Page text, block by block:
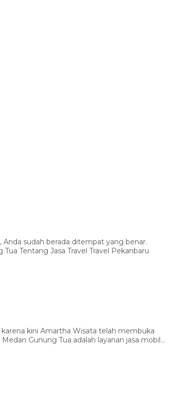
Anda sudah berada ditempat yang benar.
Tentang Jasa Travel Travel Pekanbaru
kini Amartha Wisata telah membuka
Gunung Tua adalah layanan jasa mobil...